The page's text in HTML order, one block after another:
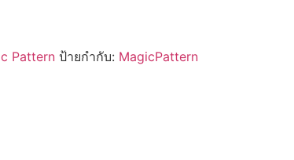
Pattern ป้ายกำกับ: MagicPattern